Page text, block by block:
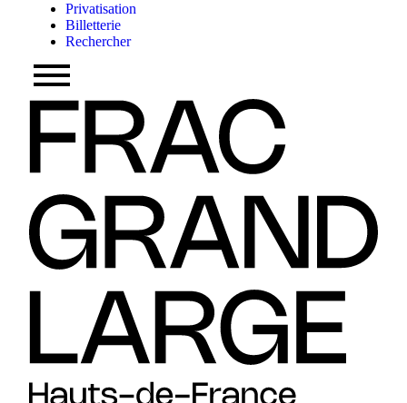
Privatisation
Billetterie
Rechercher